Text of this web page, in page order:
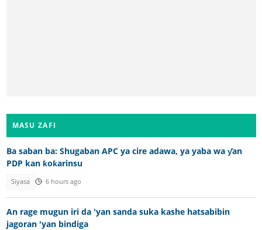
MASU ZAFI
Ba saban ba: Shugaban APC ya cire adawa, ya yaba wa ƴan
PDP kan ƙoƙarinsu
Siyasa 6 hours ago
An rage mugun iri da 'yan sanda suka kashe hatsabibin
jagoran 'yan bindiga